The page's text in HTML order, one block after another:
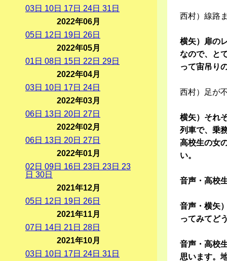
西村）線路
横矢）扉の
なので、と
って宙吊り
西村）足が
横矢）それ
列車で、乗
高校生の女
い。
音声・高校
音声・横矢
ってみてど
音声・高校
思います。
03日 10日 17日 24日 31 日
2022年06月
05日 12 日 19日 26日
2022年05月
01 日 08日 15日 22 日 29日
2022年04月
03日 10日 17日 24日
2022年03月
06日 13日 20日 27日
2022年02月
06日 13日 20日 27日
2022年01月
02 日 09日 16日 23日 23日 23
日 30日
2021年12月
05日 12 日 19日 26日
2021年11月
07日 14日 21 日 28日
2021年10月
03日 10日 17日 24日 31 日